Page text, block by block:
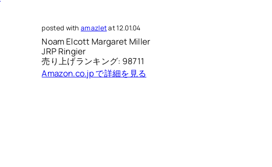
posted withamazletat 12.01.04
Noam Elcott Margaret Miller
JRP Ringier
売り上げランキング: 98711
Amazon.co.jp で詳細を見る